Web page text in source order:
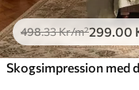
498.33Kr/m²299.00